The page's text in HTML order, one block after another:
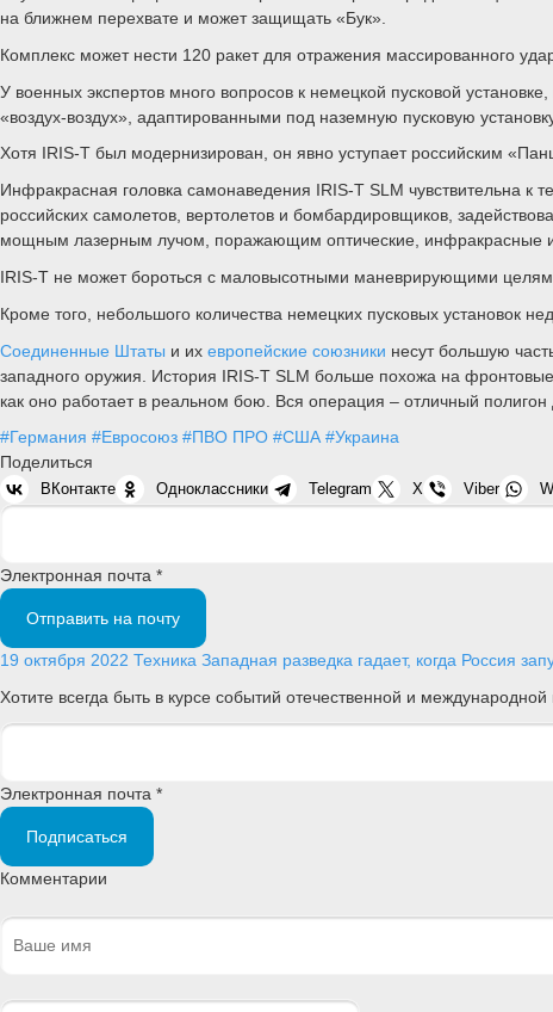
на ближнем перехвате и может защищать «Бук».
Комплекс может нести 120 ракет для отражения массированного
У военных экспертов много вопросов к немецкой пусковой
«воздух-воздух», адаптированными под наземную пусковую
Хотя IRIS-T был модернизирован, он явно уступает российским
Инфракрасная головка самонаведения IRIS-T SLM чувствительна
российских самолетов, вертолетов и бомбардировщиков,
мощным лазерным лучом, поражающим оптические, инфракрасные
IRIS-T не может бороться с маловысотными маневрирующими
Кроме того, небольшого количества немецких пусковых установок
Соединенные Штаты и их европейские союзники несут большую
западного оружия. История IRIS-T SLM больше похожа на
как оно работает в реальном бою. Вся операция – отличный полигон
#Германия #Евросоюз #ПВО ПРО #США #Украина
Поделиться
ВКонтакте Одноклассники Telegram X Viber
Электронная почта *
Отправить на почту
19 октября 2022 Техника Западная разведка гадает, когда Россия
Хотите всегда быть в курсе событий отечественной и
Электронная почта *
Подписаться
Комментарии